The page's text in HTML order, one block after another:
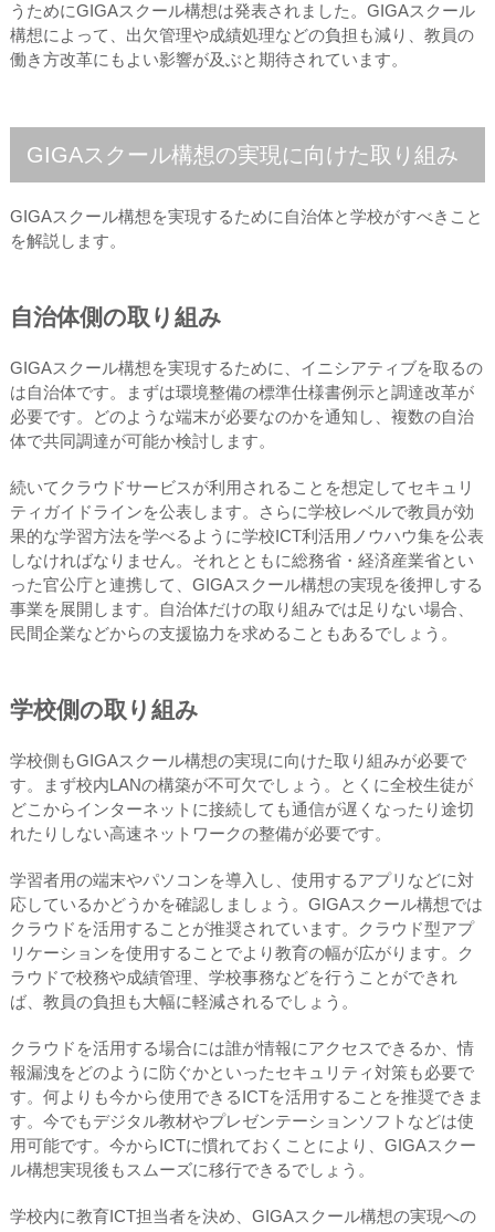
うためにGIGAスクール構想は発表されました。GIGAスクール
構想によって、出欠管理や成績処理などの負担も減り、教員の
働き方改革にもよい影響が及ぶと期待されています。
GIGAスクール構想の実現に向けた取り組み
GIGAスクール構想を実現するために自治体と学校がすべきこと
を解説します。
自治体側の取り組み
GIGAスクール構想を実現するために、イニシアティブを取るの
は自治体です。まずは環境整備の標準仕様書例示と調達改革が
必要です。どのような端末が必要なのかを通知し、複数の自治
体で共同調達が可能か検討します。
続いてクラウドサービスが利用されることを想定してセキュリ
ティガイドラインを公表します。さらに学校レベルで教員が効
果的な学習方法を学べるように学校ICT利活用ノウハウ集を公表
しなければなりません。それとともに総務省・経済産業省とい
った官公庁と連携して、GIGAスクール構想の実現を後押しする
事業を展開します。自治体だけの取り組みでは足りない場合、
民間企業などからの支援協力を求めることもあるでしょう。
学校側の取り組み
学校側もGIGAスクール構想の実現に向けた取り組みが必要で
す。まず校内LANの構築が不可欠でしょう。とくに全校生徒が
どこからインターネットに接続しても通信が遅くなったり途切
れたりしない高速ネットワークの整備が必要です。
学習者用の端末やパソコンを導入し、使用するアプリなどに対
応しているかどうかを確認しましょう。GIGAスクール構想では
クラウドを活用することが推奨されています。クラウド型アプ
リケーションを使用することでより教育の幅が広がります。ク
ラウドで校務や成績管理、学校事務などを行うことができれ
ば、教員の負担も大幅に軽減されるでしょう。
クラウドを活用する場合には誰が情報にアクセスできるか、情
報漏洩をどのように防ぐかといったセキュリティ対策も必要で
す。何よりも今から使用できるICTを活用することを推奨できま
す。今でもデジタル教材やプレゼンテーションソフトなどは使
用可能です。今からICTに慣れておくことにより、GIGAスクー
ル構想実現後もスムーズに移行できるでしょう。
学校内に教育ICT担当者を決め、GIGAスクール構想の実現への